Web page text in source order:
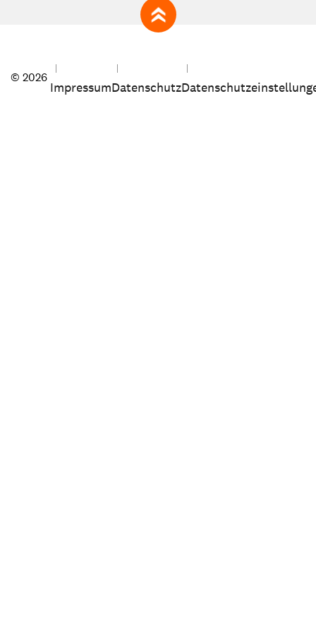
zum Seitenanfang
© 2026
ImpressumDatenschutz